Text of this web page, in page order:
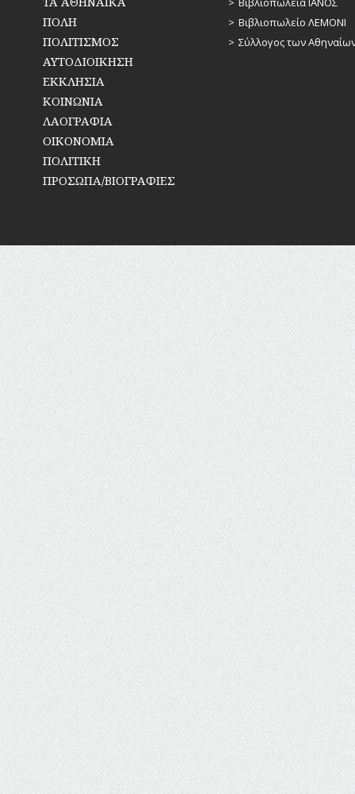
ΠΟΛΗ
ΠΟΛΙΤΙΣΜΟΣ
ΑΥΤΟΔΙΟΙΚΗΣΗ
ΕΚΚΛΗΣΙΑ
ΚΟΙΝΩΝΙΑ
ΛΑΟΓΡΑΦΙΑ
ΟΙΚΟΝΟΜΙΑ
ΠΟΛΙΤΙΚΗ
ΠΡΟΣΩΠΑ/ΒΙΟΓΡΑΦΙΕΣ
Βιβλιοπωλείο ΛΕΜΟΝΙ
Σύλλογος των